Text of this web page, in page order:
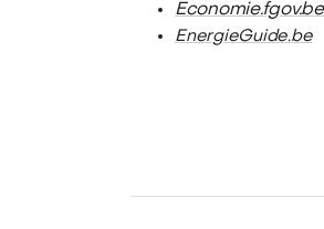
Economie.fgov.be
EnergieGuide.be